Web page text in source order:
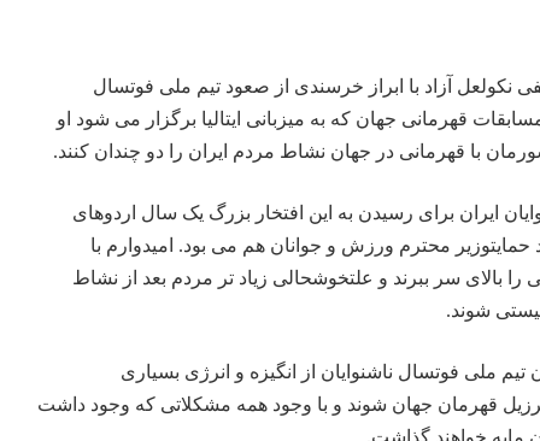
آزاد با ابراز خرسندی از صعود تیم ملی فوتسال
مسابقات قهرمانی جهان که به میزبانی ایتالیا برگزار می شود او
با قهرمانی در جهان نشاط مردم ایران را دو چندان کنند.
ایران برای رسیدن به این افتخار بزرگ یک سال اردوهای
محترم ورزش و جوانان هم می بود. امیدوارم با
را بالای سر ببرند و علتخوشحالی زیاد تر مردم بعد از نشاط
شوند.
تیم ملی فوتسال ناشنوایان از انگیزه و انرژی بسیاری
برزیل قهرمان جهان شوند و با وجود همه مشکلاتی که وجود داشت
مایه خواهند گذاشت.